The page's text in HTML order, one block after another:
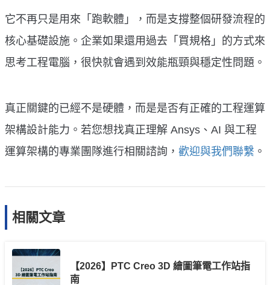
它不再只是用來「跑軟體」，而是支撐整個研發流程的
核心基礎設施。企業如果還用過去「買規格」的方式來
思考工程電腦，很快就會遇到效能瓶頸與穩定性問題。
真正關鍵的已經不是硬體，而是是否有正確的工程運算
架構設計能力。若您想找真正理解 Ansys、AI 與工程
運算架構的專業團隊進行相關諮詢， 歡迎與我們聯繫 。
相關文章
【2026】PTC Creo 3D 繪圖筆電工作站指
南